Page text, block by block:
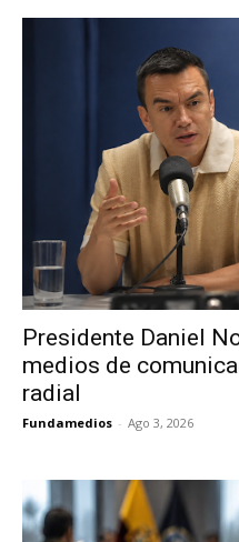
Presidente Daniel
medios de
radial
Fundamedios - Ago 3, 2026